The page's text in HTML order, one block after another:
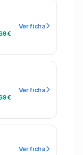
€
Ver ficha
€
Ver ficha
Ver ficha